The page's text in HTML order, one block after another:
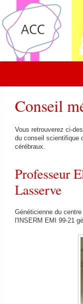
VIE DE L'ASSOCIATION
FORUM DE DISCUSSION
CONTACT
ADHERER
Conseil
Vous retrouverez ci-
du conseil scientifique
cérébraux.
Professeur
Lasserve
Généticienne du
l'INSERM EMI 99-21